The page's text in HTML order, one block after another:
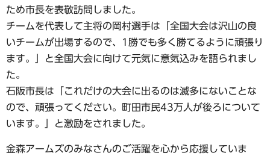
ため市長を表敬訪問しました。
チームを代表して主将の岡村選手は「全国大会は沢山の良
いチームが出場するので、1勝でも多く勝てるように頑張り
ます。」と全国大会に向けて元気に意気込みを語られまし
た。
石阪市長は「これだけの大会に出るのは滅多にないことな
ので、頑張ってください。町田市民43万人が後ろについて
います。」と激励をされました。
金森アームズのみなさんのご活躍を心から応援していま